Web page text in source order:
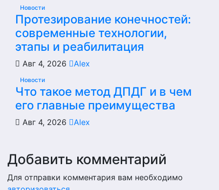
Новости
Протезирование конечностей:
современные технологии,
этапы и реабилитация
Авг 4, 2026 Alex
Новости
Что такое метод ДПДГ и в чем
его главные преимущества
Авг 4, 2026 Alex
Добавить комментарий
Для отправки комментария вам необходимо